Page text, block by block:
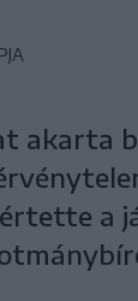
akarta
a